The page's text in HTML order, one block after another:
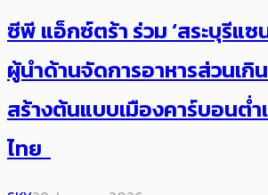
ซีพี แอ็กซ์ตร้า ร่วม ‘สระบุรีแซ
ผู้นำด้านจัดการอาหารส่วนเกิ
สร้างต้นแบบเมืองคาร์บอนต่
ไทย